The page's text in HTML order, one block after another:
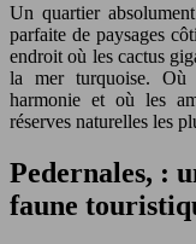
Un quartier
parfaite de paysages
endroit où les cactus
la mer turquoise. Où
harmonie et où les
réserves naturelles les
Pedernales, :
faune